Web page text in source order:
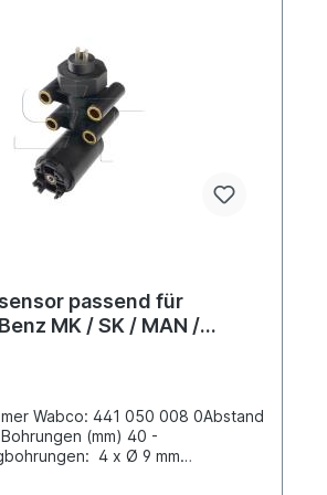
passend für
MK / SK / MAN /
Wabco: 441 050 008 0Abstand
(mm) 40 -
4 x Ø 9 mm